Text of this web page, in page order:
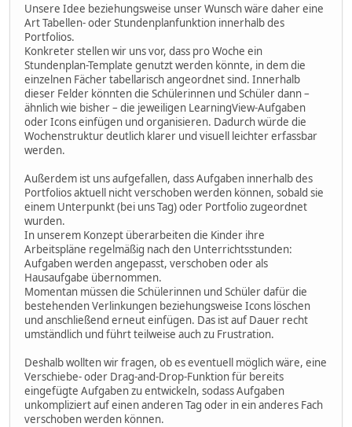
Unsere Idee beziehungsweise unser Wunsch wäre daher eine
Art Tabellen- oder Stundenplanfunktion innerhalb des
Portfolios.
Konkreter stellen wir uns vor, dass pro Woche ein
Stundenplan-Template genutzt werden könnte, in dem die
einzelnen Fächer tabellarisch angeordnet sind. Innerhalb
dieser Felder könnten die Schülerinnen und Schüler dann –
ähnlich wie bisher – die jeweiligen LearningView-Aufgaben
oder Icons einfügen und organisieren. Dadurch würde die
Wochenstruktur deutlich klarer und visuell leichter erfassbar
werden.
Außerdem ist uns aufgefallen, dass Aufgaben innerhalb des
Portfolios aktuell nicht verschoben werden können, sobald sie
einem Unterpunkt (bei uns Tag) oder Portfolio zugeordnet
wurden.
In unserem Konzept überarbeiten die Kinder ihre
Arbeitspläne regelmäßig nach den Unterrichtsstunden:
Aufgaben werden angepasst, verschoben oder als
Hausaufgabe übernommen.
Momentan müssen die Schülerinnen und Schüler dafür die
bestehenden Verlinkungen beziehungsweise Icons löschen
und anschließend erneut einfügen. Das ist auf Dauer recht
umständlich und führt teilweise auch zu Frustration.
Deshalb wollten wir fragen, ob es eventuell möglich wäre, eine
Verschiebe- oder Drag-and-Drop-Funktion für bereits
eingefügte Aufgaben zu entwickeln, sodass Aufgaben
unkompliziert auf einen anderen Tag oder in ein anderes Fach
verschoben werden können.